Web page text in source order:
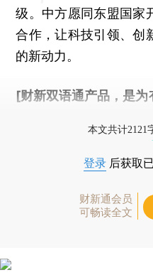
级。中方愿同东盟国家
合作，让科技引领、创
的新动力。
[财新双语通产品，是
本文共计2121
登录 后获取
财新通会员
可畅读全文